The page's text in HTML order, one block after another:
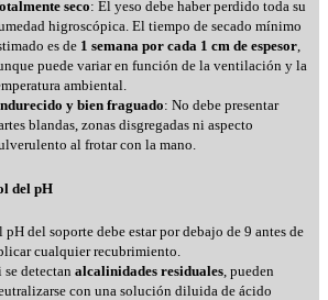
seco: El yeso debe haber perdido toda su
higroscópica. El tiempo de secado mínimo
es de 1 semana por cada 1 cm de espesor,
puede variar en función de la ventilación y la
ambiental.
y bien fraguado: No debe presentar
blandas, zonas disgregadas ni aspecto
al frotar con la mano.
del pH
pH del soporte debe estar por debajo de 9 antes de
cualquier recubrimiento.
se detectan alcalinidades residuales , pueden
con una solución diluida de ácido